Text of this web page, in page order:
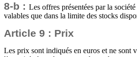
8-b : Les offres présentées par la
valables que dans la limite des stocks
Article 9 : Prix
Les prix sont indiqués en euros et ne sont